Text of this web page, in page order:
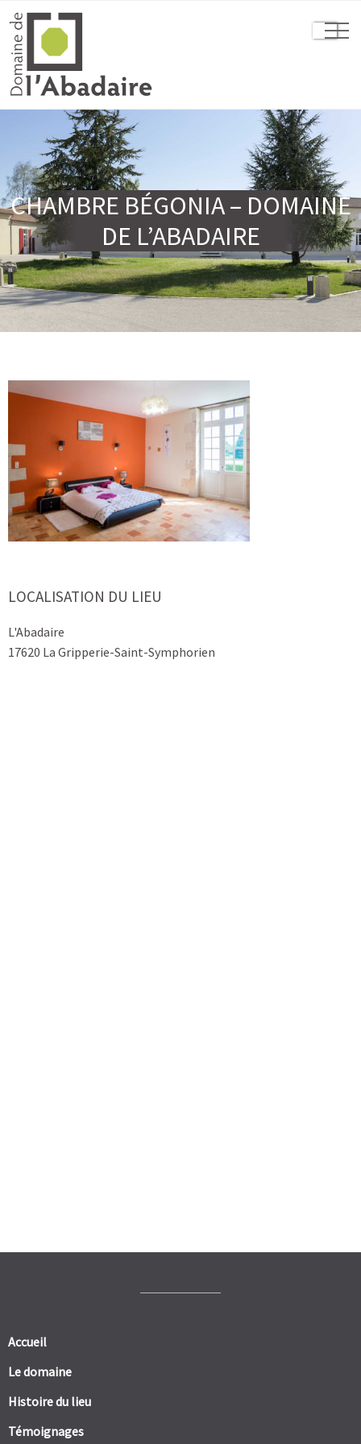
CHAMBRE BÉGONIA – DOMAINE
DE L’ABADAIRE
LOCALISATION DU LIEU
L'Abadaire
17620 La Gripperie-Saint-Symphorien
Accueil
Le domaine
Histoire du lieu
Témoignages